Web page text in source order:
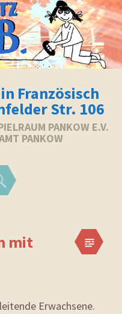
Französisch
Str. 106
PANKOW E.V.
PANKOW
Suchen
mit
Erwachsene.